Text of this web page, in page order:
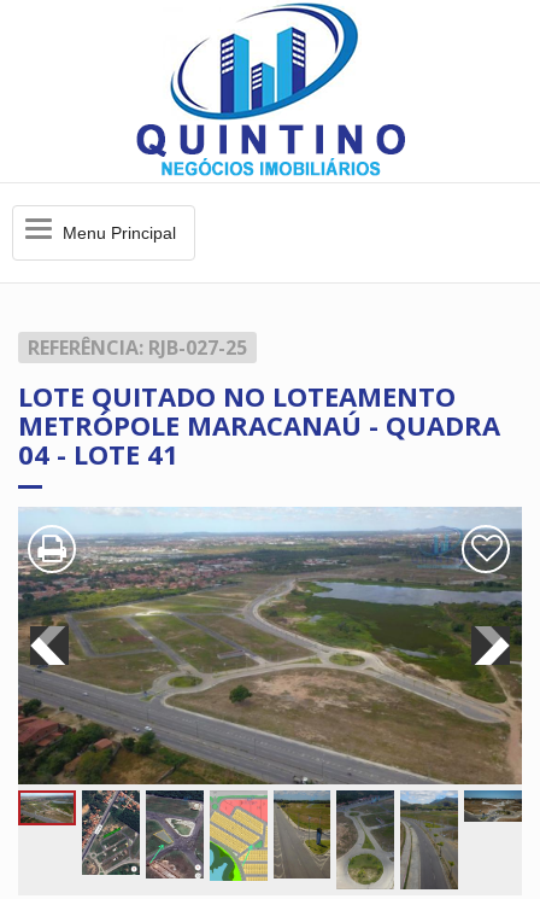
MenuMenu Principal
REFERÊNCIA: RJB-027-25
LOTE QUITADO NO LOTEAMENTO
METRÓPOLE MARACANAÚ - QUADRA
04 - LOTE 41